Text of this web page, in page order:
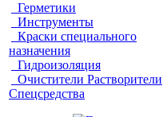
Герметики
Инструменты
Краски специального
назначения
Гидроизоляция
Очистители Растворители
Спецсредства